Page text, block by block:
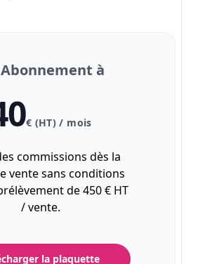
à
€ (HT) / mois
commissions dès la
vente sans conditions
de 450 € HT
/ vente.
la plaquette